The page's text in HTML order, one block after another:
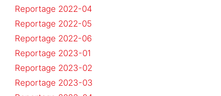
Reportage 2022-04
Reportage 2022-05
Reportage 2022-06
Reportage 2023-01
Reportage 2023-02
Reportage 2023-03